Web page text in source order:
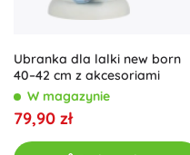
Ubranka dla lalki new born
40–42 cm z akcesoriami
W magazynie
79,90 zł